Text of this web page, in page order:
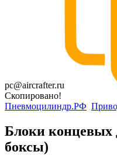
pc@aircrafter.ru
Скопировано!
Пневмоцилиндр.РФ
Блоки концевых
боксы)